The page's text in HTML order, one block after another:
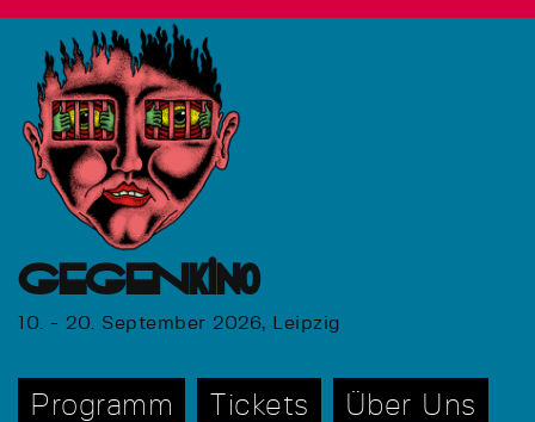
GEGENkino
10. - 20. September 2026, Leipzig
Programm Tickets Über Uns